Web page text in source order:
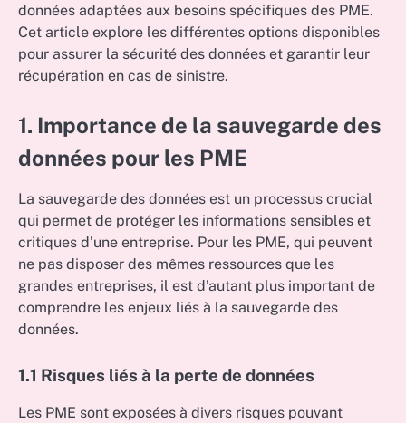
données adaptées aux besoins spécifiques des PME.
Cet article explore les différentes options disponibles
pour assurer la sécurité des données et garantir leur
récupération en cas de sinistre.
1. Importance de la sauvegarde des
données pour les PME
La sauvegarde des données est un processus crucial
qui permet de protéger les informations sensibles et
critiques d’une entreprise. Pour les PME, qui peuvent
ne pas disposer des mêmes ressources que les
grandes entreprises, il est d’autant plus important de
comprendre les enjeux liés à la sauvegarde des
données.
1.1 Risques liés à la perte de données
Les PME sont exposées à divers risques pouvant